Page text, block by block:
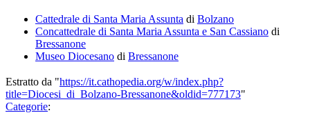
Cattedrale di Santa Maria Assunta di Bolzano
Concattedrale di Santa Maria Assunta e San Cassiano di
Bressanone
Museo Diocesano di Bressanone
Estratto da "https://it.cathopedia.org/w/index.php?
title=Diocesi_di_Bolzano-Bressanone&oldid=777173"
Categorie: